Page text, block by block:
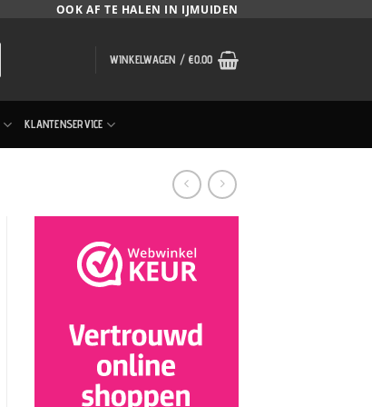
OOK AF TE HALEN IN IJMUIDEN
WINKELWAGEN /€0.00
KLANTENSERVICE